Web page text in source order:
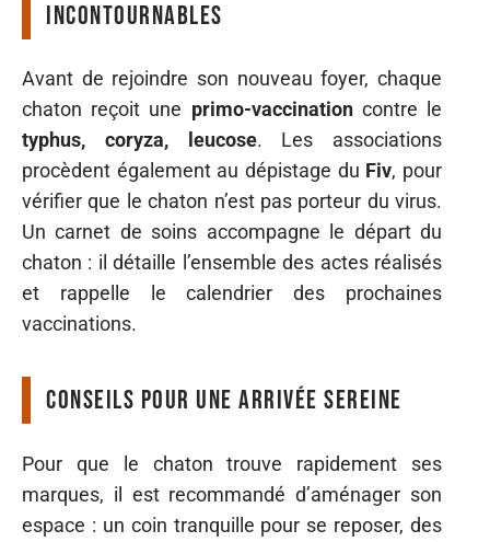
incontournables
Avant de rejoindre son nouveau foyer, chaque
chaton reçoit une primo-vaccinationcontre le
typhus, coryza, leucose. Les associations
procèdent également au dépistage du Fiv, pour
vérifier que le chaton n’est pas porteur du virus.
Un carnet de soins accompagne le départ du
chaton : il détaille l’ensemble des actes réalisés
et rappelle le calendrier des prochaines
vaccinations.
Conseils pour une arrivée sereine
Pour que le chaton trouve rapidement ses
marques, il est recommandé d’aménager son
espace : un coin tranquille pour se reposer, des